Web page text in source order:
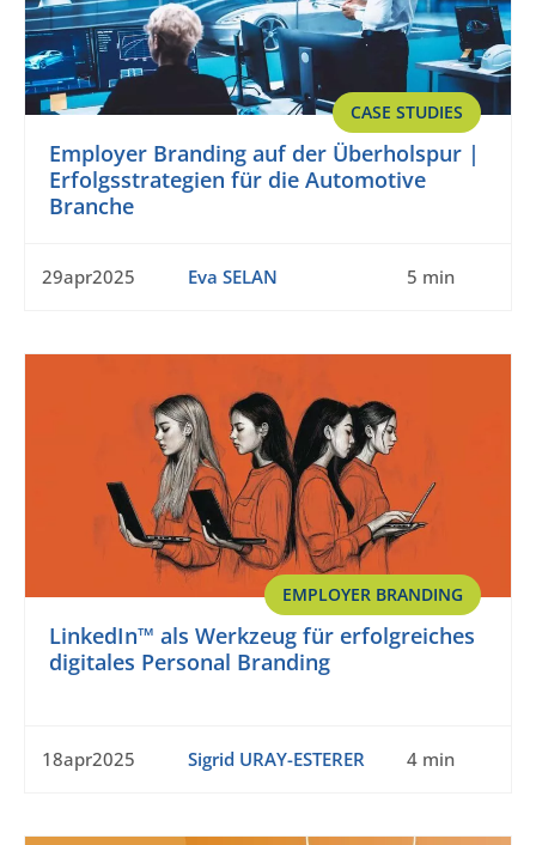
CASE STUDIES
Employer Branding auf der Überholspur |
Erfolgsstrategien für die Automotive
Branche
29apr2025 Eva SELAN 5 min
EMPLOYER BRANDING
LinkedIn™ als Werkzeug für erfolgreiches
digitales Personal Branding
18apr2025 Sigrid URAY-ESTERER 4 min